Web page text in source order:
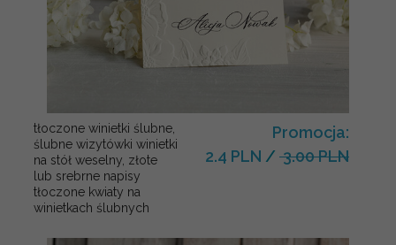
tłoczone winietki ślubne,
ślubne wizytówki winietki
na stół weselny, złote
lub srebrne napisy
tłoczone kwiaty na
winietkach ślubnych
Promocja:
2.4 PLN / 3.00 PLN